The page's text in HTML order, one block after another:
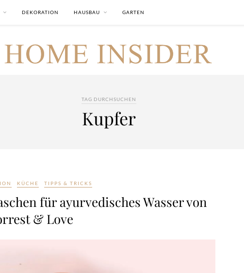
DEKORATION HAUSBAU GARTEN
TAG DURCHSUCHEN
Kupfer
KÜCHE TIPPS & TRICKS
für ayurvedisches Wasser von
& Love